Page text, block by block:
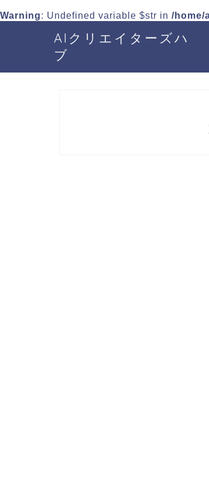
Warning: Undefined variable $str in /home/
AIクリエイターズハ
ブ